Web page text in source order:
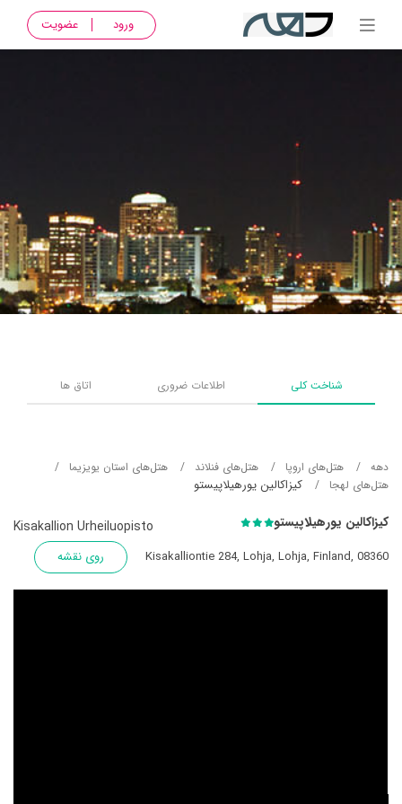
ورود عضویت
شناخت کلی اطلاعات ضروری اتاق ها
دهه هتل‌های اروپا هتل‌های فنلاند
هتل‌های استان یویزیما
هتل‌های لهجا
کیزاکالین یورهیلاپیستو
کیزاکالین یورهیلاپیستو Kisakallion Urheiluopisto
Kisakalliontie 284, Lohja, Lohja, Finland, 08360 روی نقشه